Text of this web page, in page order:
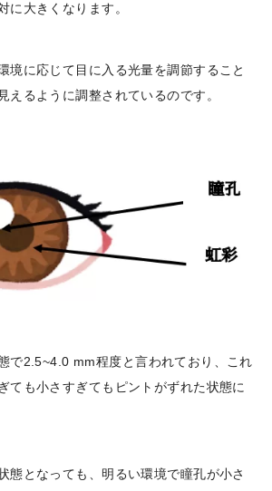
に大きくなります。
境に応じて目に入る光量を調節すること
えるように調整されているのです。
で2.5~4.0 mm程度と言われており、これ
ても小さすぎてもピントがずれた状態に
態となっても、明るい環境で瞳孔が小さ